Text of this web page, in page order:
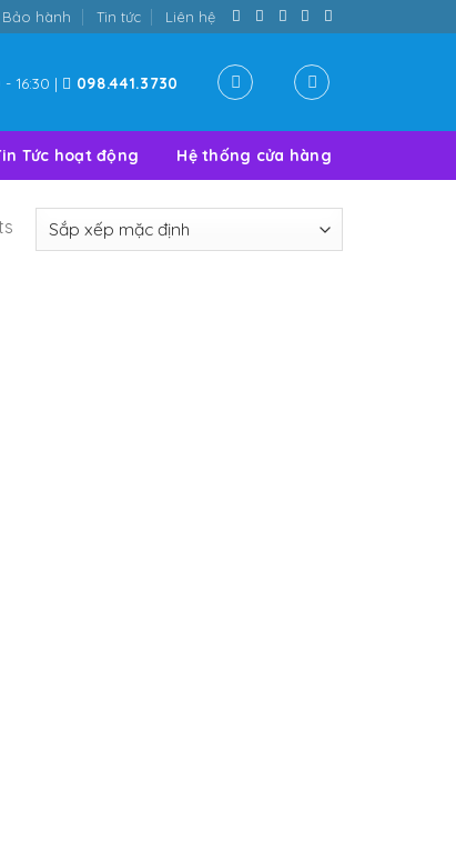
Bảo hành Tin tức Liên hệ
- 16:30 | 098.441.3730
Tức hoạt động Hệ thống cửa hàng